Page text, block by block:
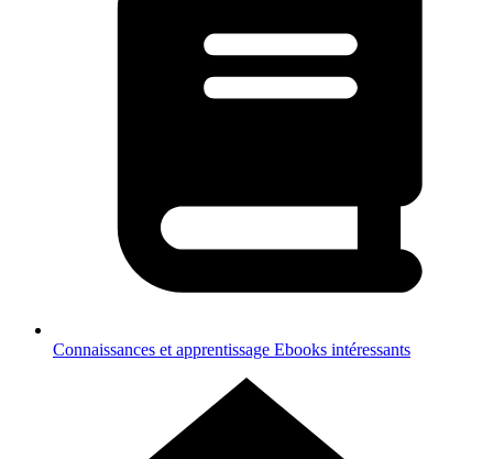
Connaissances et apprentissage Ebooks intéressants